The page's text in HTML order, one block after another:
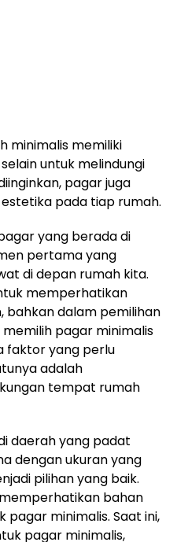
minimalis memiliki
untuk melindungi
pagar juga
pada tiap rumah.
yang berada di
pertama yang
di depan rumah kita.
memperhatikan
bahkan dalam pemilihan
pagar minimalis
faktor yang perlu
adalah
tempat rumah
daerah yang padat
dengan ukuran yang
pilihan yang baik.
bahan
pagar minimalis. Saat ini,
pagar minimalis,